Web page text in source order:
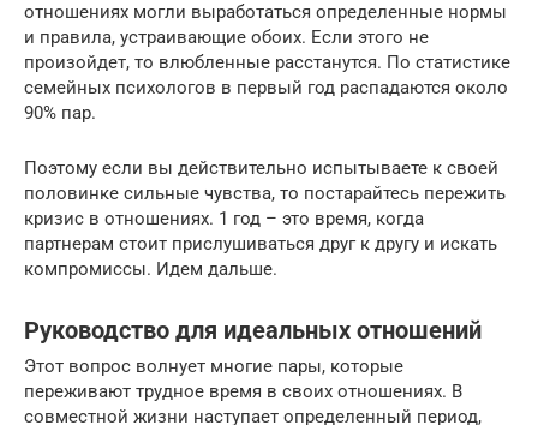
отношениях могли выработаться определенные нормы
и правила, устраивающие обоих. Если этого не
произойдет, то влюбленные расстанутся. По статистике
семейных психологов в первый год распадаются около
90% пар.
Поэтому если вы действительно испытываете к своей
половинке сильные чувства, то постарайтесь пережить
кризис в отношениях. 1 год – это время, когда
партнерам стоит прислушиваться друг к другу и искать
компромиссы. Идем дальше.
Руководство для идеальных отношений
Этот вопрос волнует многие пары, которые
переживают трудное время в своих отношениях. В
совместной жизни наступает определенный период,